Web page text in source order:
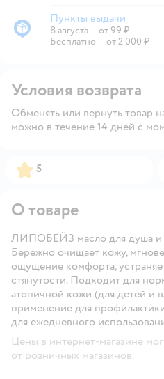
Пункты выдачи
Пункты выдачи
8 августа—от 99 ₽
Бесплатно — от 2 000 ₽
Условия возврата
Обменять или вернуть товар
можно в течение 14 дней с
Рейтинг:
5
О товаре
ЛИПОБЕЙЗ масло для душа и
Бережно очищает кожу,
ощущение комфорта,
стянутости. Подходит для
атопичной кожи (для детей и
применение для
для ежедневного
Цены в интернет-магазине
от розничных магазинов.